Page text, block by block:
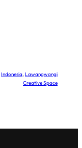
Indonesia, Lawangwangi
Creative Space